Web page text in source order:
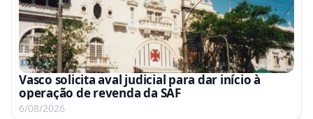
Vasco solicita aval judicial para dar início à
operação de revenda da SAF
6/08/2026